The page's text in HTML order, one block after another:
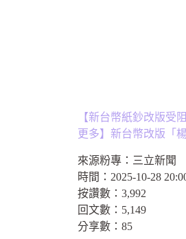
【新台幣紙鈔改版受
更多】新台幣改版「
來源粉專： 三立新聞
時間： 2025-10-28
按讚數： 3,992
回文數： 5,149
分享數： 85